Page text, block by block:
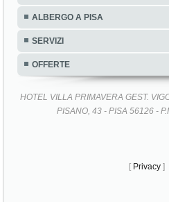
ALBERGO A PISA
SERVIZI
OFFERTE
HOTEL VILLA PRIMAVERA GEST.
PISANO, 43 - PISA 56126 -
[ Privacy ]